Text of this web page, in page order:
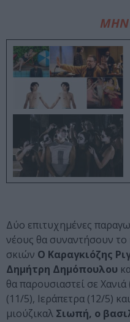
ΜΗΝ
Δύο επιτυχημένες
νέους θα συναντήσουν
σκιών Ο Καραγκιόζης
Δημήτρη Δημόπουλου
θα παρουσιαστεί σε
(11/5), Ιεράπετρα (12/5)
μιούζικαλ Σιωπή, ο